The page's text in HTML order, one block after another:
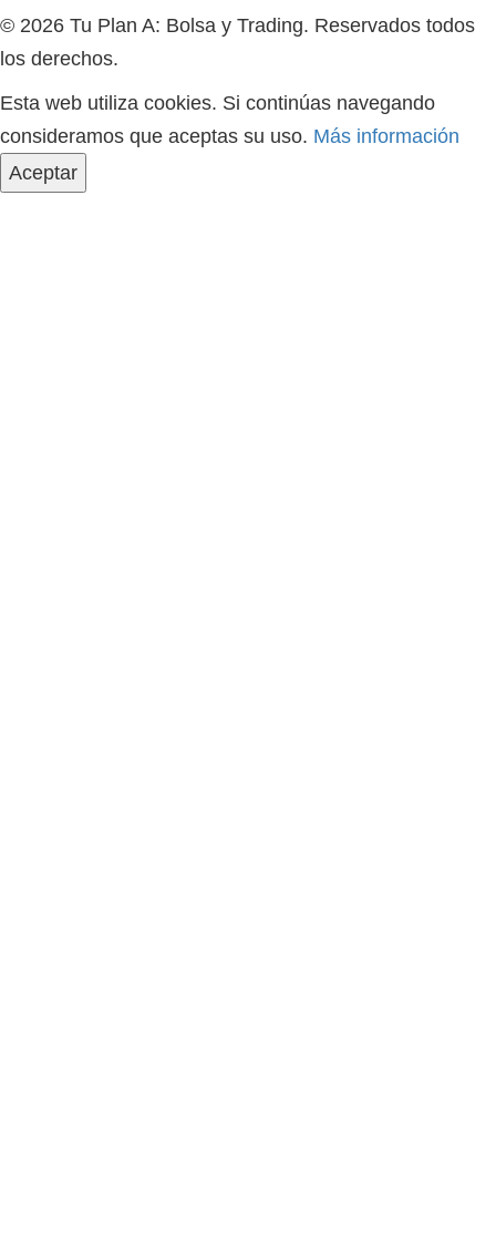
© 2026 Tu Plan A: Bolsa y Trading. Reservados todos
los derechos.
Esta web utiliza cookies. Si continúas navegando
consideramos que aceptas su uso. Más información
Aceptar